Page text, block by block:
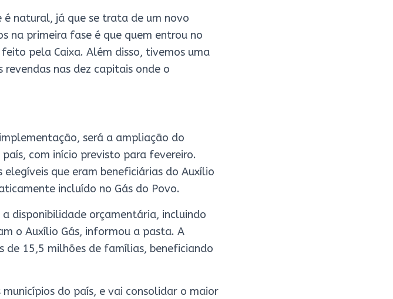
é natural, já que se trata de um novo
na primeira fase é que quem entrou no
pela Caixa. Além disso, tivemos uma
nas dez capitais onde o
será a ampliação do
com início previsto para fevereiro.
que eram beneficiárias do Auxílio
incluído no Gás do Povo.
disponibilidade orçamentária, incluindo
o Auxílio Gás, informou a pasta. A
de 15,5 milhões de famílias, beneficiando
do país, e vai consolidar o maior